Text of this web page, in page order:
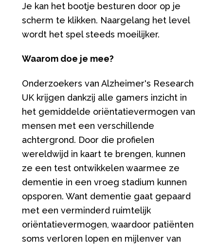
Je kan het bootje besturen door op je
scherm te klikken. Naargelang het level
wordt het spel steeds moeilijker.
Waarom doe je mee?
Onderzoekers van Alzheimer's Research
UK krijgen dankzij alle gamers inzicht in
het gemiddelde oriëntatievermogen van
mensen met een verschillende
achtergrond. Door die profielen
wereldwijd in kaart te brengen, kunnen
ze een test ontwikkelen waarmee ze
dementie in een vroeg stadium kunnen
opsporen. Want dementie gaat gepaard
met een verminderd ruimtelijk
oriëntatievermogen, waardoor patiënten
soms verloren lopen en mijlenver van